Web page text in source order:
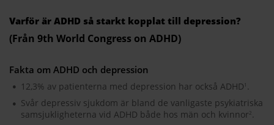
Varför är ADHD så starkt kopplat till depression?
(Från 9th World Congress on ADHD)
Fakta om ADHD och depression
12,3% av patienterna med depression har också ADHD 1 .
Svår depressiv sjukdom är bland de vanligaste psykiatriska
samsjukligheterna vid ADHD både hos män och kvinnor2.